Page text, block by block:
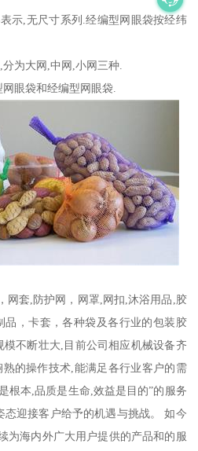
示,无尺寸系列.经编型网眼袋按经纬
为大网,中网,小网三种.
眼袋和经编型网眼袋.
网套,防护网，网罩,网扣,沐浴用品,胶
品，卡套，各种袋及各行业的包装胶
不断壮大,目前公司相应机械设备齐
的操作技术,能满足各行业客户的需
根本,品质是生命,效益是目的”的服务
迎接客户给予的机遇与挑战。 如今
为海内外广大用户提供的产品和的服